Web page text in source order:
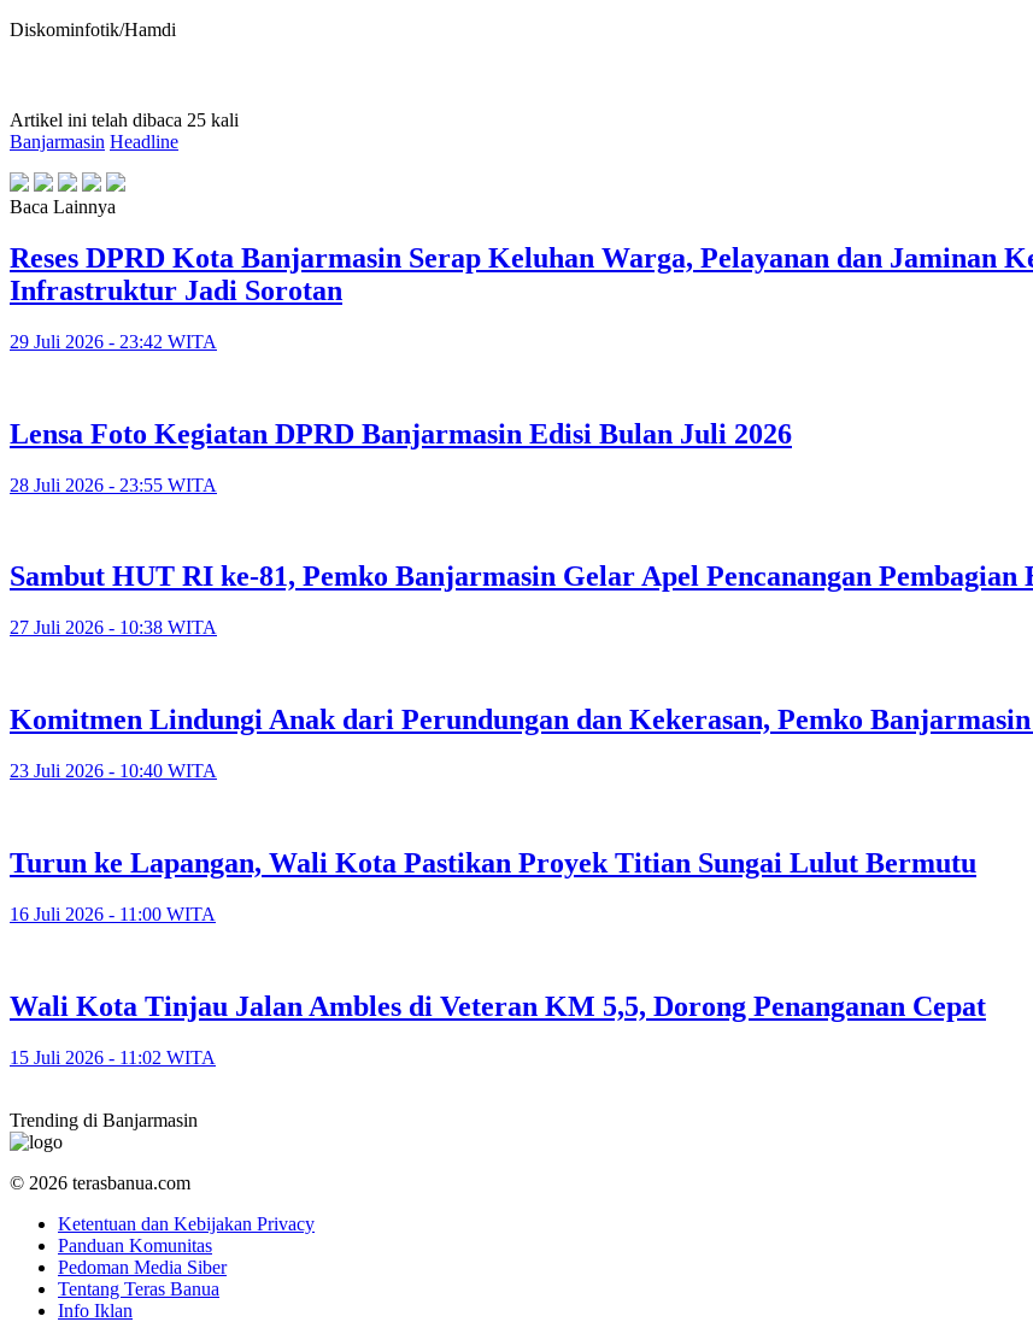
Diskominfotik/Hamdi
Artikel ini telah dibaca 25 kali
Banjarmasin Headline
Baca Lainnya
Reses DPRD Kota Banjarmasin Serap Keluhan Warga, Pelayanan dan Jaminan
Infrastruktur Jadi Sorotan
29 Juli 2026 - 23:42 WITA
Lensa Foto Kegiatan DPRD Banjarmasin Edisi Bulan Juli 2026
28 Juli 2026 - 23:55 WITA
Sambut HUT RI ke-81, Pemko Banjarmasin Gelar Apel Pencanangan
27 Juli 2026 - 10:38 WITA
Komitmen Lindungi Anak dari Perundungan dan Kekerasan, Pemko
23 Juli 2026 - 10:40 WITA
Turun ke Lapangan, Wali Kota Pastikan Proyek Titian Sungai Lulut Bermutu
16 Juli 2026 - 11:00 WITA
​Wali Kota Tinjau Jalan Ambles di Veteran KM 5,5, Dorong Penanganan Cepat
15 Juli 2026 - 11:02 WITA
Trending di Banjarmasin
© 2026 terasbanua.com
Ketentuan dan Kebijakan Privacy
Panduan Komunitas
Pedoman Media Siber
Tentang Teras Banua
Info Iklan